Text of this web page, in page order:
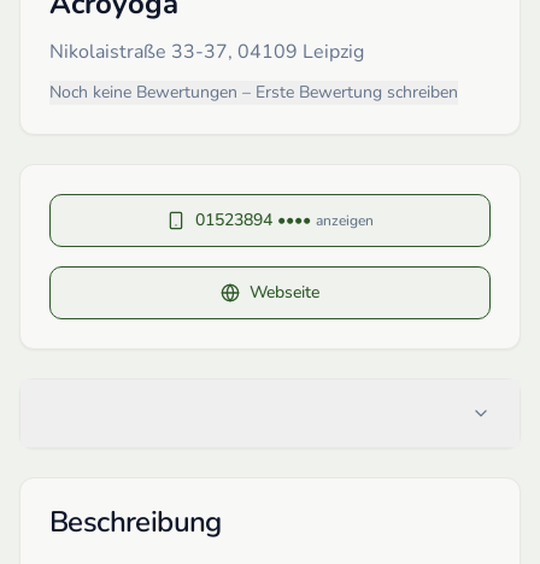
Nikolaistraße 33-37, 04109 Leipzig
Noch keine Bewertungen – Erste Bewertung schreiben
01523894 •••• anzeigen
Webseite
Beschreibung